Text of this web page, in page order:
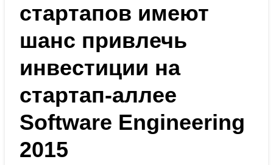
стартапов имеют
шанс привлечь
инвестиции на
стартап-аллее
Software Engineering
2015